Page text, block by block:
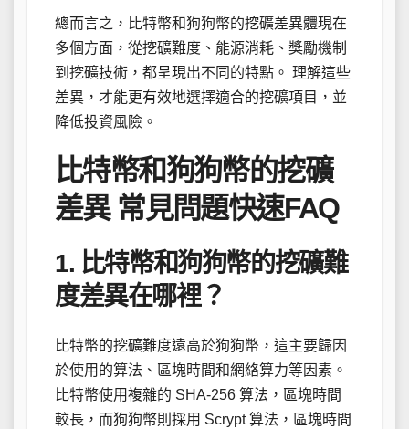
總而言之，比特幣和狗狗幣的挖礦差異體現在
多個方面，從挖礦難度、能源消耗、獎勵機制
到挖礦技術，都呈現出不同的特點。 理解這些
差異，才能更有效地選擇適合的挖礦項目，並
降低投資風險。
比特幣和狗狗幣的挖礦
差異 常見問題快速FAQ
1. 比特幣和狗狗幣的挖礦難
度差異在哪裡？
比特幣的挖礦難度遠高於狗狗幣，這主要歸因
於使用的算法、區塊時間和網絡算力等因素。
比特幣使用複雜的 SHA-256 算法，區塊時間
較長，而狗狗幣則採用 Scrypt 算法，區塊時間